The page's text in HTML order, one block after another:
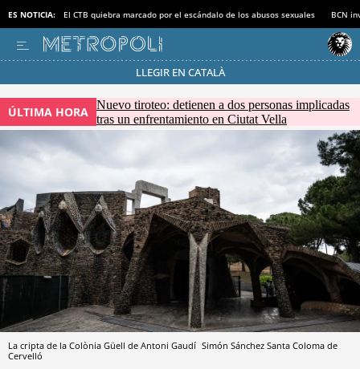
ES NOTICIA: El CTB quiebra marcado por el escándalo de los abusos sexuales BCN
LLEGIR EN CATALÀ
Pásate al MODO AHORRO
ÚLTIMA HORA Nuevo tiroteo: detienen a dos personas implicadas
tras un enfrentamiento en Ciutat Vella
La cripta de la Colònia Güell de Antoni Gaudí Simón Sánchez Santa Coloma de
Cervelló